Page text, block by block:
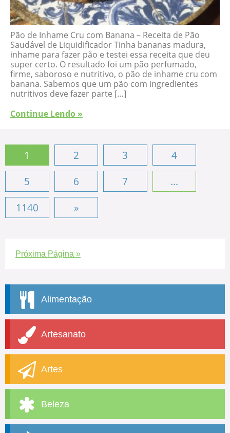
Pão de Inhame Cru com Banana – Receita de Pão
Saudável de Liquidificador Tinha bananas madura,
inhame para fazer pão e testei essa receita que deu
super certo. O resultado foi um pão perfumado,
firme, saboroso e nutritivo, o pão de inhame cru com
banana. Sabemos que um pão com ingredientes
nutritivos deve fazer parte […]
Continue Lendo »
1 2 3
4
5
6 7
...
1140
»
Próxima Página »
Alimentação
Artesanato
Artes
Beleza